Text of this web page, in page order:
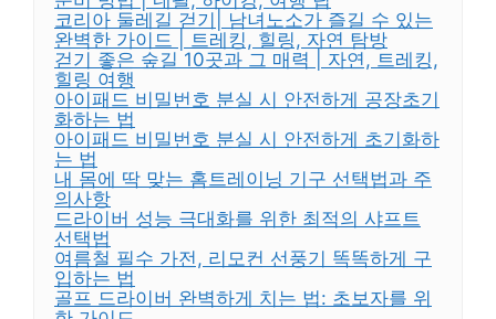
코리아 둘레길 걷기| 남녀노소가 즐길 수 있는
완벽한 가이드 | 트레킹, 힐링, 자연 탐방
걷기 좋은 숲길 10곳과 그 매력 | 자연, 트레킹,
힐링 여행
아이패드 비밀번호 분실 시 안전하게 공장초기
화하는 법
아이패드 비밀번호 분실 시 안전하게 초기화하
는 법
내 몸에 딱 맞는 홈트레이닝 기구 선택법과 주
의사항
드라이버 성능 극대화를 위한 최적의 샤프트
선택법
여름철 필수 가전, 리모컨 선풍기 똑똑하게 구
입하는 법
골프 드라이버 완벽하게 치는 법: 초보자를 위